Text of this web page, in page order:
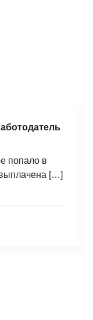
попало в
[…]